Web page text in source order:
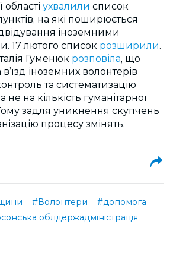
ухвалили список
на які поширюється
іноземними
17 лютого список розширили.
Гуменюк розповіла, що
іноземних волонтерів
та систематизацію
на кількість гуманітарної
задля уникнення скупчень
процесу змінять.
#Волонтери
#допомога
облдержадміністрація